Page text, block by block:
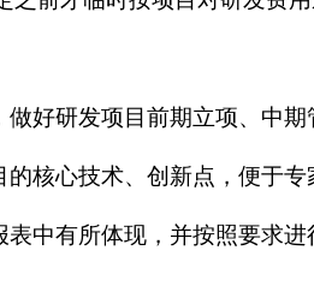
好研发项目前期立项、中期
核心技术、创新点，便于专
中有所体现，并按照要求进